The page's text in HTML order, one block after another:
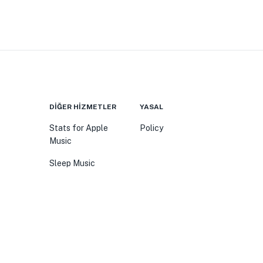
DIĞER HIZMETLER
Stats for Apple
Music
Sleep Music
YASAL
Policy